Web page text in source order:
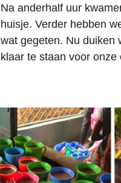
Na anderhalf uur
huisje. Verder hebben
wat gegeten. Nu duiken
klaar te staan voor